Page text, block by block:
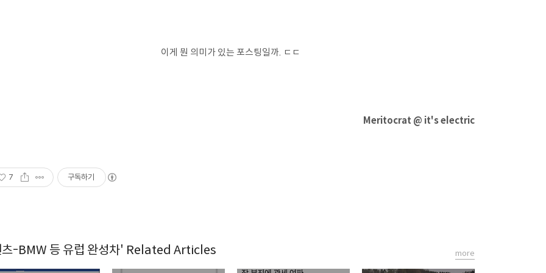
이게 뭔 의미가 있는 포스팅일까. ㄷㄷ
Meritocrat @ it's electric
7 구독하기
-BMW 등 유럽 완성차' Related Articles more